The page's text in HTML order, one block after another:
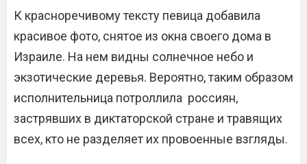
К красноречивому тексту певица добавила
красивое фото, снятое из окна своего дома в
Израиле. На нем видны солнечное небо и
экзотические деревья. Вероятно, таким образом
исполнительница потроллила россиян,
застрявших в диктаторской стране и травящих
всех, кто не разделяет их провоенные взгляды.